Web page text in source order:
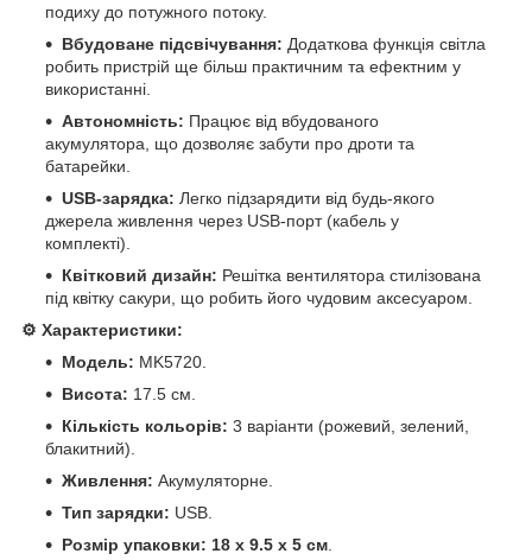
подиху до потужного потоку.
Вбудоване підсвічування: Додаткова функція світла
робить пристрій ще більш практичним та ефектним у
використанні.
Автономність: Працює від вбудованого
акумулятора, що дозволяє забути про дроти та
батарейки.
USB-зарядка: Легко підзарядити від будь-якого
джерела живлення через USB-порт (кабель у
комплекті).
Квітковий дизайн: Решітка вентилятора стилізована
під квітку сакури, що робить його чудовим аксесуаром.
⚙️ Характеристики:
Модель: MK5720.
Висота: 17.5 см.
Кількість кольорів: 3 варіанти (рожевий, зелений,
блакитний).
Живлення: Акумуляторне.
Тип зарядки: USB.
Розмір упаковки: 18 х 9.5 х 5 см